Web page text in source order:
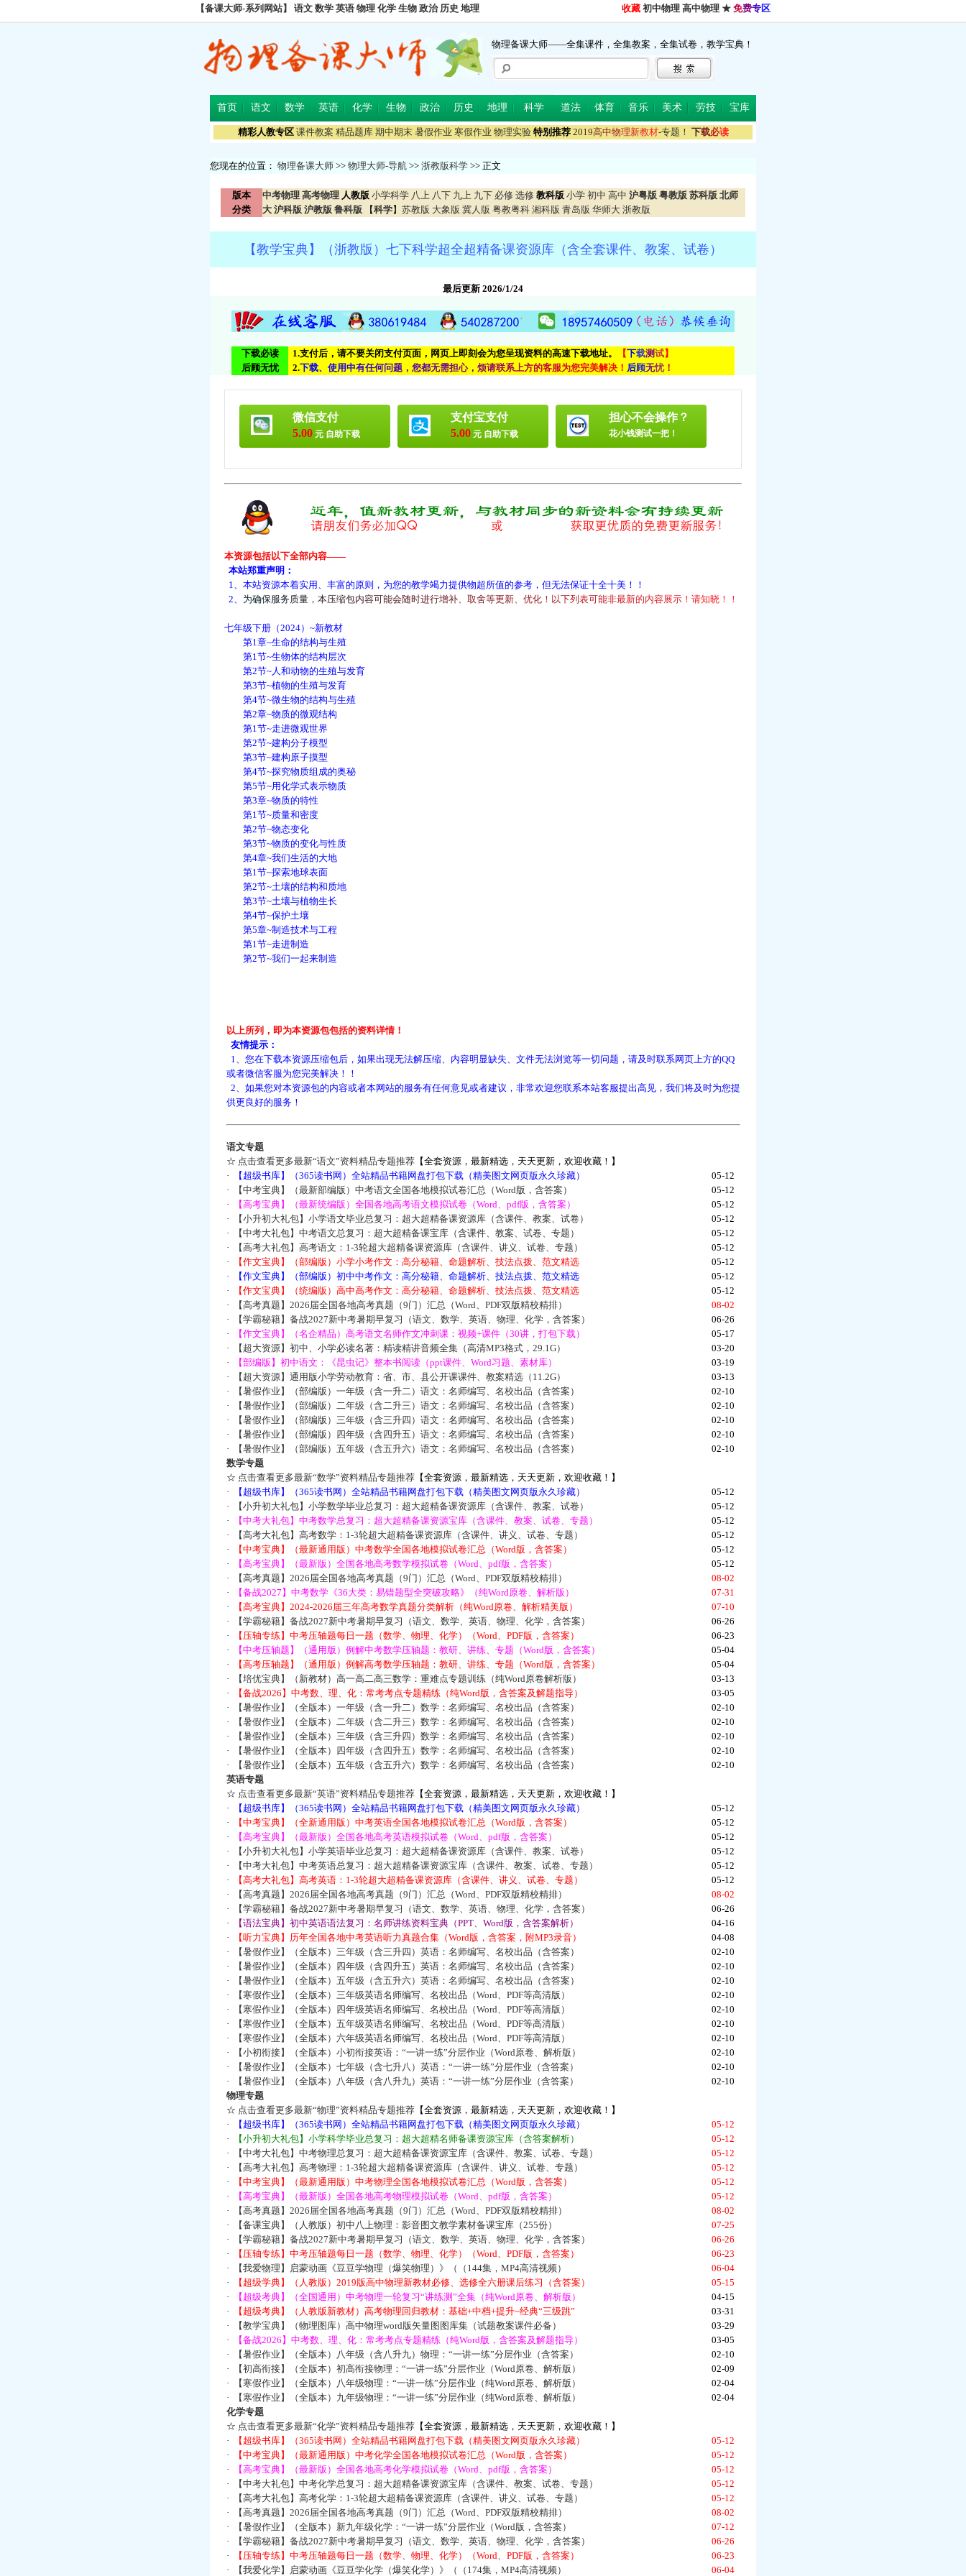
【备课大师-系列网站】 语文 数学 英语 物理 化学 生物 政治 历史 地理 收藏 初中物理 高中物理 ★ 免费专区
物理备课大师——全集课件，全集教案，全集试卷，教学宝典！
首页 语文 数学 英语 化学 生物 政治 历史 地理 科学 道法 体育 音乐 美术 劳技 宝库
精彩人教专区 课件教案 精品题库 期中期末 暑假作业 寒假作业 物理实验 特别推荐 2019高中物理新教材-专题！ 下载必读
您现在的位置： 物理备课大师 >> 物理大师-导航 >> 浙教版科学 >> 正文
版本
分类
中考物理 高考物理 人教版 小学科学 八上 八下 九上 九下 必修 选修 教科版 小学 初中 高中 沪粤版 粤教版 苏科版 北师
大 沪科版 沪教版 鲁科版 【科学】 苏教版 大象版 冀人版 粤教粤科 湘科版 青岛版 华师大 浙教版
【教学宝典】（浙教版）七下科学超全超精备课资源库（含全套课件、教案、试卷）
最后更新 2026/1/24
下载必读
后顾无忧
1.支付后，请不要关闭支付页面，网页上即刻会为您呈现资料的高速下载地址。 【下载测试】
2.下载、 使用中有任何问题 ， 您都无需担心， 烦请联系上方的客服为您完美解决 ！ 后顾无忧！
微信支付
5.00 元 自助下载
支付宝支付
5.00 元 自助下载
担心不会操作？
花小钱测试一把！
本资源包括以下全部内容——
本站郑重声明：
1、本站资源本着实用、丰富的原则，为您的教学竭力提供物超所值的参考，但无法保证十全十美！！
2、 为确保服务质量 ， 本压缩包内容可能会随时进行增补、 取舍等更新、 优化 ！ 以下列 表可能非最新的内容展示 ！ 请知晓 ！ ！
七年级下册（2024）~新教材
第1章~生命的结构与生殖
第1节~生物体的结构层次
第2节~人和动物的生殖与发育
第3节~植物的生殖与发育
第4节~微生物的结构与生殖
第2章~物质的微观结构
第1节~走进微观世界
第2节~建构分子模型
第3节~建构原子摸型
第4节~探究物质组成的奥秘
第5节~用化学式表示物质
第3章~物质的特性
第1节~质量和密度
第2节~物态变化
第3节~物质的变化与性质
第4章~我们生活的大地
第1节~探索地球表面
第2节~土壤的结构和质地
第3节~土壤与植物生长
第4节~保护土壤
第5章~制造技术与工程
第1节~走进制造
第2节~我们一起来制造
以上所列，即为本资源包包括的资料详情！
友情提示：
1、您在下载本资源压缩包后，如果出现无法解压缩、内容明显缺失、文件无法浏览等一切问题，请及时联系网页上方的QQ
或者微信客服为您完美解决！！
2、如果您对本资源包的内容或者本网站的服务有任何意见或者建议，非常欢迎您联系本站客服提出高见，我们将及时为您提
供更良好的服务！
语文专题
☆ 点击查看更多最新“语文”资料精品专题推荐【全套资源，最新精选，天天更新，欢迎收藏！】
·
【超级书库】（365读书网）全站精品书籍网盘打包下载（精美图文网页版永久珍藏）
05-12
·
【中考宝典】（最新部编版）中考语文全国各地模拟试卷汇总（Word版，含答案）
05-12
·
【高考宝典】（最新统编版）全国各地高考语文模拟试卷（Word、pdf版，含答案）
05-12
·
【小升初大礼包】小学语文毕业总复习：超大超精备课资源库（含课件、教案、试卷）
05-12
·
【中考大礼包】中考语文总复习：超大超精备课宝库（含课件、教案、试卷、专题）
05-12
·
【高考大礼包】高考语文：1-3轮超大超精备课资源库（含课件、讲义、试卷、专题）
05-12
·
【作文宝典】（部编版）小学小考作文：高分秘籍、命题解析、技法点拨、范文精选
05-12
·
【作文宝典】（部编版）初中中考作文：高分秘籍、命题解析、技法点拨、范文精选
05-12
·
【作文宝典】（统编版）高中高考作文：高分秘籍、命题解析、技法点拨、范文精选
05-12
·
【高考真题】2026届全国各地高考真题（9门）汇总（Word、PDF双版精校精排）
08-02
·
【学霸秘籍】备战2027新中考暑期早复习（语文、数学、英语、物理、化学，含答案）
06-26
·
【作文宝典】（名企精品）高考语文名师作文冲刺课：视频+课件（30讲，打包下载）
05-17
·
【超大资源】初中、小学必读名著：精读精讲音频全集（高清MP3格式，29.1G）
03-20
·
【部编版】初中语文：《昆虫记》整本书阅读（ppt课件、Word习题、素材库）
03-19
·
【超大资源】通用版小学劳动教育：省、市、县公开课课件、教案精选（11.2G）
03-13
·
【暑假作业】（部编版）一年级（含一升二）语文：名师编写、名校出品（含答案）
02-10
·
【暑假作业】（部编版）二年级（含二升三）语文：名师编写、名校出品（含答案）
02-10
·
【暑假作业】（部编版）三年级（含三升四）语文：名师编写、名校出品（含答案）
02-10
·
【暑假作业】（部编版）四年级（含四升五）语文：名师编写、名校出品（含答案）
02-10
·
【暑假作业】（部编版）五年级（含五升六）语文：名师编写、名校出品（含答案）
02-10
数学专题
☆ 点击查看更多最新“数学”资料精品专题推荐【全套资源，最新精选，天天更新，欢迎收藏！】
·
【超级书库】（365读书网）全站精品书籍网盘打包下载（精美图文网页版永久珍藏）
05-12
·
【小升初大礼包】小学数学毕业总复习：超大超精备课资源库（含课件、教案、试卷）
05-12
·
【中考大礼包】中考数学总复习：超大超精备课资源宝库（含课件、教案、试卷、专题）
05-12
·
【高考大礼包】高考数学：1-3轮超大超精备课资源库（含课件、讲义、试卷、专题）
05-12
·
【中考宝典】（最新通用版）中考数学全国各地模拟试卷汇总（Word版，含答案）
05-12
·
【高考宝典】（最新版）全国各地高考数学模拟试卷（Word、pdf版，含答案）
05-12
·
【高考真题】2026届全国各地高考真题（9门）汇总（Word、PDF双版精校精排）
08-02
·
【备战2027】中考数学《36大类：易错题型全突破攻略》（纯Word原卷、解析版）
07-31
·
【高考宝典】2024-2026届三年高考数学真题分类解析（纯Word原卷、解析精美版）
07-10
·
【学霸秘籍】备战2027新中考暑期早复习（语文、数学、英语、物理、化学，含答案）
06-26
·
【压轴专练】中考压轴题每日一题（数学、物理、化学）（Word、PDF版，含答案）
06-23
·
【中考压轴题】（通用版）例解中考数学压轴题：教研、讲练、专题（Word版，含答案）
05-04
·
【高考压轴题】（通用版）例解高考数学压轴题：教研、讲练、专题（Word版，含答案）
05-04
·
【培优宝典】（新教材）高一高二高三数学：重难点专题训练（纯Word原卷解析版）
03-13
·
【备战2026】中考数、理、化：常考考点专题精练（纯Word版，含答案及解题指导）
03-05
·
【暑假作业】（全版本）一年级（含一升二）数学：名师编写、名校出品（含答案）
02-10
·
【暑假作业】（全版本）二年级（含二升三）数学：名师编写、名校出品（含答案）
02-10
·
【暑假作业】（全版本）三年级（含三升四）数学：名师编写、名校出品（含答案）
02-10
·
【暑假作业】（全版本）四年级（含四升五）数学：名师编写、名校出品（含答案）
02-10
·
【暑假作业】（全版本）五年级（含五升六）数学：名师编写、名校出品（含答案）
02-10
英语专题
☆ 点击查看更多最新“英语”资料精品专题推荐【全套资源，最新精选，天天更新，欢迎收藏！】
·
【超级书库】（365读书网）全站精品书籍网盘打包下载（精美图文网页版永久珍藏）
05-12
·
【中考宝典】（全新通用版）中考英语全国各地模拟试卷汇总（Word版，含答案）
05-12
·
【高考宝典】（最新版）全国各地高考英语模拟试卷（Word、pdf版，含答案）
05-12
·
【小升初大礼包】小学英语毕业总复习：超大超精备课资源库（含课件、教案、试卷）
05-12
·
【中考大礼包】中考英语总复习：超大超精备课资源宝库（含课件、教案、试卷、专题）
05-12
·
【高考大礼包】高考英语：1-3轮超大超精备课资源库（含课件、讲义、试卷、专题）
05-12
·
【高考真题】2026届全国各地高考真题（9门）汇总（Word、PDF双版精校精排）
08-02
·
【学霸秘籍】备战2027新中考暑期早复习（语文、数学、英语、物理、化学，含答案）
06-26
·
【语法宝典】初中英语语法复习：名师讲练资料宝典（PPT、Word版，含答案解析）
04-16
·
【听力宝典】历年全国各地中考英语听力真题合集（Word版，含答案，附MP3录音）
04-08
·
【暑假作业】（全版本）三年级（含三升四）英语：名师编写、名校出品（含答案）
02-10
·
【暑假作业】（全版本）四年级（含四升五）英语：名师编写、名校出品（含答案）
02-10
·
【暑假作业】（全版本）五年级（含五升六）英语：名师编写、名校出品（含答案）
02-10
·
【寒假作业】（全版本）三年级英语名师编写、名校出品（Word、PDF等高清版）
02-10
·
【寒假作业】（全版本）四年级英语名师编写、名校出品（Word、PDF等高清版）
02-10
·
【寒假作业】（全版本）五年级英语名师编写、名校出品（Word、PDF等高清版）
02-10
·
【寒假作业】（全版本）六年级英语名师编写、名校出品（Word、PDF等高清版）
02-10
·
【小初衔接】（全版本）小初衔接英语：“一讲一练”分层作业（Word原卷、解析版）
02-10
·
【暑假作业】（全版本）七年级（含七升八）英语：“一讲一练”分层作业（含答案）
02-10
·
【暑假作业】（全版本）八年级（含八升九）英语：“一讲一练”分层作业（含答案）
02-10
物理专题
☆ 点击查看更多最新“物理”资料精品专题推荐【全套资源，最新精选，天天更新，欢迎收藏！】
·
【超级书库】（365读书网）全站精品书籍网盘打包下载（精美图文网页版永久珍藏）
05-12
·
【小升初大礼包】小学科学毕业总复习：超大超精名师备课资源宝库（含答案解析）
05-12
·
【中考大礼包】中考物理总复习：超大超精备课资源宝库（含课件、教案、试卷、专题）
05-12
·
【高考大礼包】高考物理：1-3轮超大超精备课资源库（含课件、讲义、试卷、专题）
05-12
·
【中考宝典】（最新通用版）中考物理全国各地模拟试卷汇总（Word版，含答案）
05-12
·
【高考宝典】（最新版）全国各地高考物理模拟试卷（Word、pdf版，含答案）
05-12
·
【高考真题】2026届全国各地高考真题（9门）汇总（Word、PDF双版精校精排）
08-02
·
【备课宝典】（人教版）初中八上物理：影音图文教学素材备课宝库（255份）
07-25
·
【学霸秘籍】备战2027新中考暑期早复习（语文、数学、英语、物理、化学，含答案）
06-26
·
【压轴专练】中考压轴题每日一题（数学、物理、化学）（Word、PDF版，含答案）
06-23
·
【我爱物理】启蒙动画《豆豆学物理（爆笑物理）》（（144集，MP4高清视频）
06-04
·
【超级学典】（人教版）2019版高中物理新教材必修、选修全六册课后练习（含答案）
05-15
·
【超级考典】（全国通用）中考物理一轮复习“讲练测”全集（纯Word原卷、解析版）
04-15
·
【超级考典】（人教版新教材）高考物理回归教材：基础+中档+提升~经典“三级跳”
03-31
·
【教学宝典】（物理图库）高中物理word版矢量图图库集（试题教案课件必备）
03-29
·
【备战2026】中考数、理、化：常考考点专题精练（纯Word版，含答案及解题指导）
03-05
·
【暑假作业】（全版本）八年级（含八升九）物理：“一讲一练”分层作业（含答案）
02-10
·
【初高衔接】（全版本）初高衔接物理：“一讲一练”分层作业（Word原卷、解析版）
02-09
·
【寒假作业】（全版本）八年级物理：“一讲一练”分层作业（纯Word原卷、解析版）
02-04
·
【寒假作业】（全版本）九年级物理：“一讲一练”分层作业（纯Word原卷、解析版）
02-04
化学专题
☆ 点击查看更多最新“化学”资料精品专题推荐【全套资源，最新精选，天天更新，欢迎收藏！】
·
【超级书库】（365读书网）全站精品书籍网盘打包下载（精美图文网页版永久珍藏）
05-12
·
【中考宝典】（最新通用版）中考化学全国各地模拟试卷汇总（Word版，含答案）
05-12
·
【高考宝典】（最新版）全国各地高考化学模拟试卷（Word、pdf版，含答案）
05-12
·
【中考大礼包】中考化学总复习：超大超精备课资源宝库（含课件、教案、试卷、专题）
05-12
·
【高考大礼包】高考化学：1-3轮超大超精备课资源库（含课件、讲义、试卷、专题）
05-12
·
【高考真题】2026届全国各地高考真题（9门）汇总（Word、PDF双版精校精排）
08-02
·
【暑假作业】（全版本）新九年级化学：“一讲一练”分层作业（Word版，含答案）
07-12
·
【学霸秘籍】备战2027新中考暑期早复习（语文、数学、英语、物理、化学，含答案）
06-26
·
【压轴专练】中考压轴题每日一题（数学、物理、化学）（Word、PDF版，含答案）
06-23
·
【我爱化学】启蒙动画《豆豆学化学（爆笑化学）》（（174集，MP4高清视频） 06-04